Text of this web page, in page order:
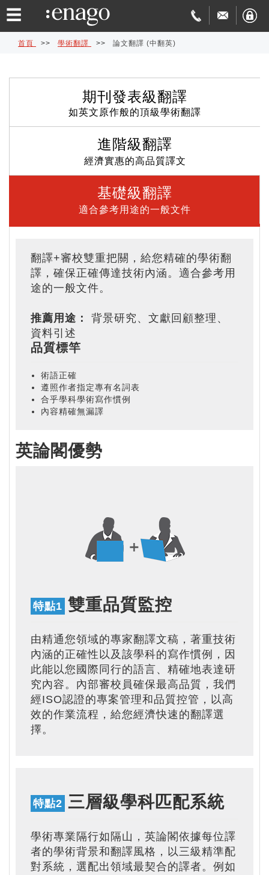
☰
助
交
期
保
證
費
服
務
特
別
優
惠
詢
價
單
首頁 >> 學術翻譯 >> 論文翻譯 (中翻英)
期刊發表級翻譯
如英文原作般的頂級學術翻譯
進階級翻譯
經濟實惠的高品質譯文
基礎級翻譯
適合參考用途的一般文件
翻譯+審校雙重把關，給您精確的學術翻
譯，確保正確傳達技術內涵。適合參考用
途的一般文件。
推薦用途：
背景研究、文獻回顧整理、
資料引述
品質標竿
術語正確
遵照作者指定專有名詞表
合乎學科學術寫作慣例
內容精確無漏譯
英論閣優勢
特點1 雙重品質監控
由精通您領域的專家翻譯文稿，著重技術
內涵的正確性以及該學科的寫作慣例，因
此能以您國際同行的語言、精確地表達研
究內容。內部審校員確保最高品質，我們
經ISO認證的專案管理和品質控管，以高
效的作業流程，給您經濟快速的翻譯選
擇。
特點2 三層級學科匹配系統
學術專業隔行如隔山，英論閣依據每位譯
者的學術背景和翻譯風格，以三級精準配
對系統，選配出領域最契合的譯者。例如